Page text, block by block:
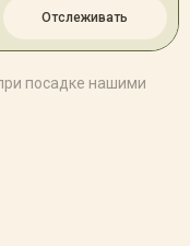
Отслеживать
посадке нашими